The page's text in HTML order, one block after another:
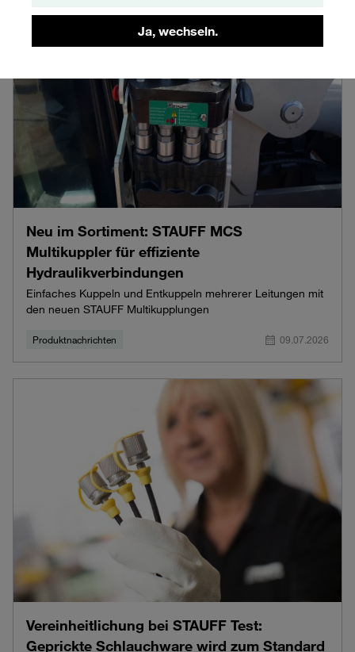
Ja, wechseln.
Neu im Sortiment: STAUFF MCS
Multikuppler für effiziente
Hydraulikverbindungen
Einfaches Kuppeln und Entkuppeln mehrerer Leitungen mit
den neuen STAUFF Multikupplungen
Produktnachrichten 09.07.2026
Vereinheitlichung bei STAUFF Test:
Geprickte Schlauchware wird zum Standard